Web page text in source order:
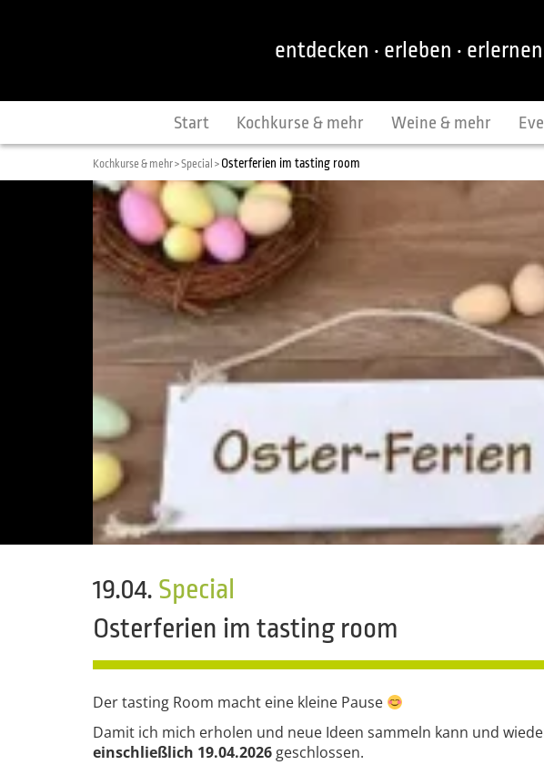
entdecken · erleben · erlernen
Start Kochkurse & mehr Weine & mehr
Kochkurse & mehr >Special > Osterferien im tasting room
19.04. Special
Osterferien im tasting room
Der tasting Room macht eine kleine Pause
Damit ich mich erholen und neue Ideen sammeln kann und
einschließlich 19.04.2026 geschlossen.